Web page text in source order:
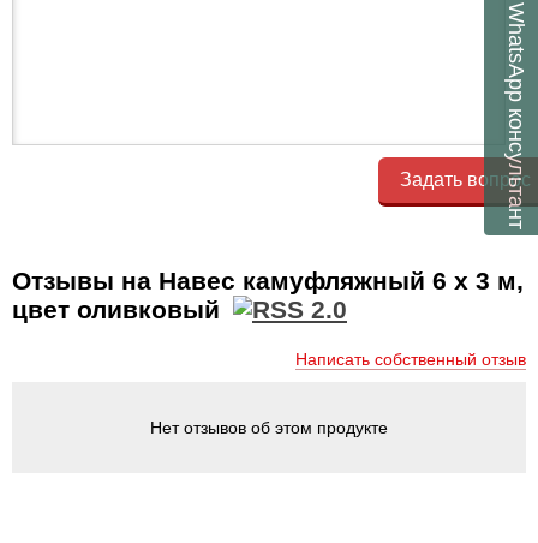
Задать вопрос
Отзывы на Навес камуфляжный 6 x 3 м,
цвет оливковый
Написать собственный отзыв
Нет отзывов об этом продукте
WhatsApp
консультант